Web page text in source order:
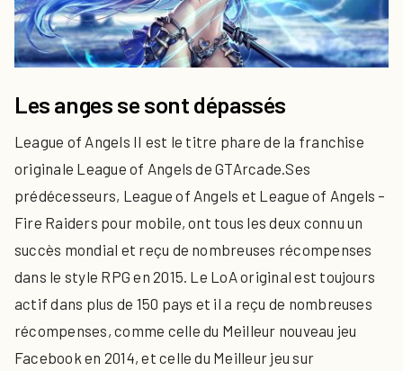
Les anges se sont dépassés
League of Angels II est le titre phare de la franchise
originale League of Angels de GTArcade.Ses
prédécesseurs, League of Angels et League of Angels –
Fire Raiders pour mobile, ont tous les deux connu un
succès mondial et reçu de nombreuses récompenses
dans le style RPG en 2015. Le LoA original est toujours
actif dans plus de 150 pays et il a reçu de nombreuses
récompenses, comme celle du Meilleur nouveau jeu
Facebook en 2014, et celle du Meilleur jeu sur